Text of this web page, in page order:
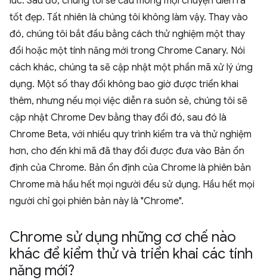
tốt đẹp. Tất nhiên là chúng tôi không làm vậy. Thay vào
đó, chúng tôi bắt đầu bằng cách thử nghiệm một thay
đổi hoặc một tính năng mới trong Chrome Canary. Nói
cách khác, chúng ta sẽ cập nhật một phần mã xử lý ứng
dụng. Một số thay đổi không bao giờ được triển khai
thêm, nhưng nếu mọi việc diễn ra suôn sẻ, chúng tôi sẽ
cập nhật Chrome Dev bằng thay đổi đó, sau đó là
Chrome Beta, với nhiều quy trình kiểm tra và thử nghiệm
hơn, cho đến khi mã đã thay đổi được đưa vào Bản ổn
định của Chrome. Bản ổn định của Chrome là phiên bản
Chrome mà hầu hết mọi người đều sử dụng. Hầu hết mọi
người chỉ gọi phiên bản này là "Chrome".
Chrome sử dụng những cơ chế nào
khác để kiểm thử và triển khai các tính
năng mới?